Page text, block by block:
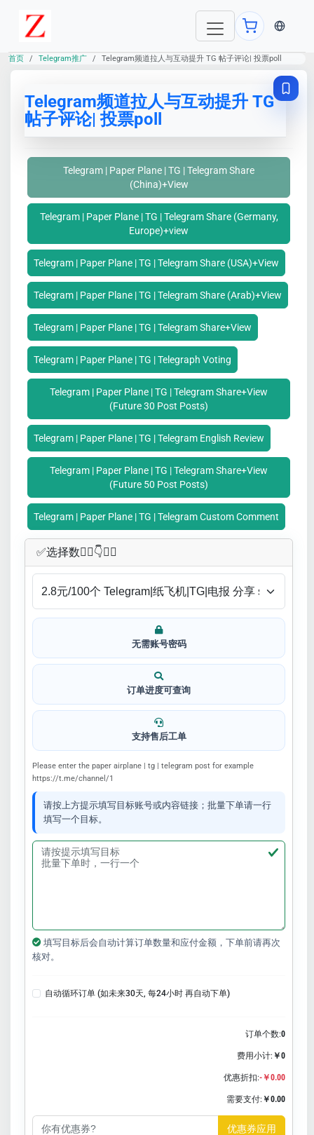
当前语
首页 Telegram推广 Telegram频道拉人与互动提升 TG 帖子评论| 投票poll
Telegram频道拉人与互动提升 TG
帖子评论| 投票poll
Telegram | Paper Plane | TG | Telegram Share
(China)+View
Telegram | Paper Plane | TG | Telegram Share (Germany,
Europe)+view
Telegram | Paper Plane | TG | Telegram Share (USA)+View
Telegram | Paper Plane | TG | Telegram Share (Arab)+View
Telegram | Paper Plane | TG | Telegram Share+View
Telegram | Paper Plane | TG | Telegraph Voting
Telegram | Paper Plane | TG | Telegram Share+View
(Future 30 Post Posts)
Telegram | Paper Plane | TG | Telegram English Review
Telegram | Paper Plane | TG | Telegram Share+View
(Future 50 Post Posts)
Telegram | Paper Plane | TG | Telegram Custom Comment
✅​选择数👇🏻​​👇👇🏻​​
无需账号密码
订单进度可查询
支持售后工单
Please enter the paper airplane | tg | telegram post for example
https://t.me/channel/1
请按上方提示填写目标账号或内容链接；批量下单请一行
填写一个目标。
填写目标后会自动计算订单数量和应付金额，下单前请再次
核对。
自动循环订单 (如未来30天, 每24小时 再自动下单)
订单个数:0
费用小计: ￥0
优惠折扣:-￥0.00
需要支付: ￥0.00
优惠券应用